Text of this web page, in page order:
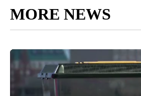
MORE NEWS